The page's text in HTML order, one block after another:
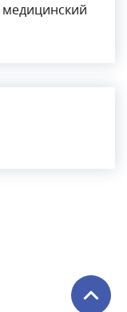
медицинский